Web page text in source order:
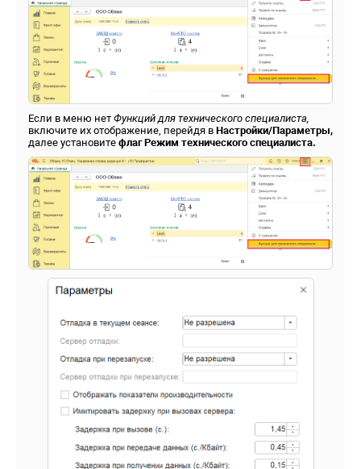
Если в меню нет Функций для технического специалиста,
включите их отображение, перейдя в Настройки/Параметры,
далее установите флаг Режим технического специалиста.